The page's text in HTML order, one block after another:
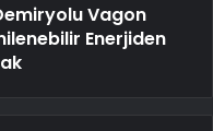
Vagon
Enerjiden